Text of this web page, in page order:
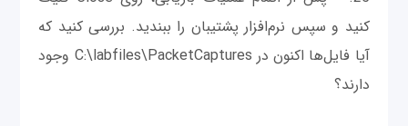
کنید و سپس نرم‌افزار پشتیبان را ببندید. بررسی کنید که
آیا فایل‌ها اکنون در C:\labfiles\PacketCaptures وجود
دارند؟